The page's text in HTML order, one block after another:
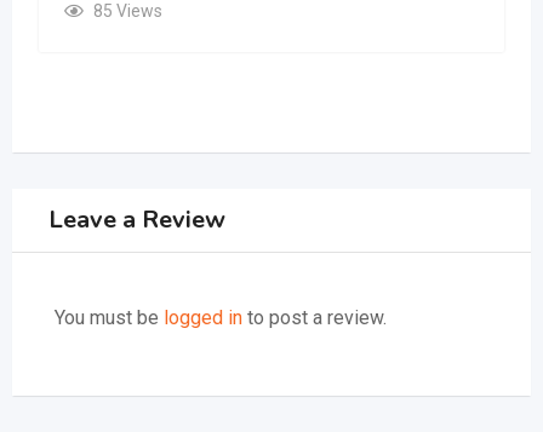
85 Views
Leave a Review
You must be logged in to post a review.